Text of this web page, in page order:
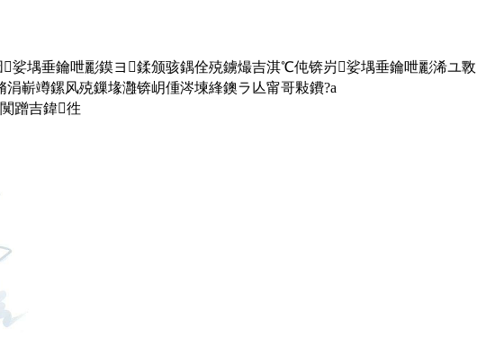
娑堣垂鑰呭彲鏌ヨ鍒颁骇鍝佺殑鐪熶吉淇℃伅锛岃娑堣垂鑰呭彲浠ユ斁
嶄竴鏍风殑鏁堟灉锛岄偅涔堜綘鐭ラ亾甯哥敤鐨?a
蹭吉鍏徃